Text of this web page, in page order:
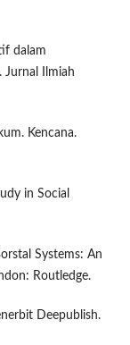
dalam
Jurnal Ilmiah
Kencana.
in Social
Systems: An
Routledge.
Deepublish.